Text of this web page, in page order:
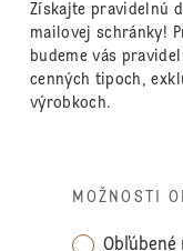
Získajte pravidelnú
mailovej schránky!
budeme vás
cenných tipoch,
výrobkoch.
MOŽNOSTI